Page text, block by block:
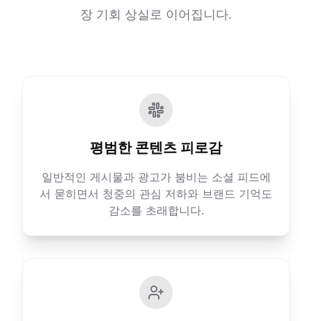
장 기회 상실로 이어집니다.
평범한 콘텐츠 피로감
일반적인 게시물과 광고가 붐비는 소셜 피드에
서 묻히면서 청중의 관심 저하와 브랜드 기억도
감소를 초래합니다.